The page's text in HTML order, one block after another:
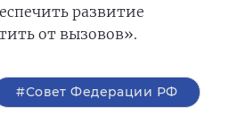
развитие
от вызовов».
#Совет Федерации РФ